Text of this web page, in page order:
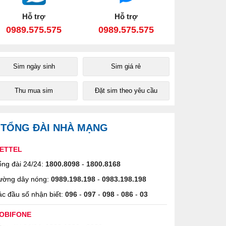
Hỗ trợ
0989.575.575
Hỗ trợ
0989.575.575
Sim ngày sinh Sim giá rẻ
Thu mua sim Đặt sim theo yêu cầu
TỔNG ĐÀI NHÀ MẠNG
đài 24/24: 1800.8098 - 1800.8168
dây nóng: 0989.198.198 - 0983.198.198
đầu số nhận biết: 096 - 097 - 098 - 086 - 03